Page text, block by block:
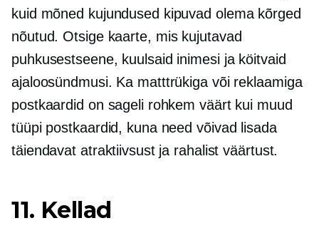
kuid mõned kujundused kipuvad olema kõrged
nõutud. Otsige kaarte, mis kujutavad
puhkusestseene, kuulsaid inimesi ja köitvaid
ajaloosündmusi. Ka matttrükiga või reklaamiga
postkaardid on sageli rohkem väärt kui muud
tüüpi postkaardid, kuna need võivad lisada
täiendavat atraktiivsust ja rahalist väärtust.
11. Kellad